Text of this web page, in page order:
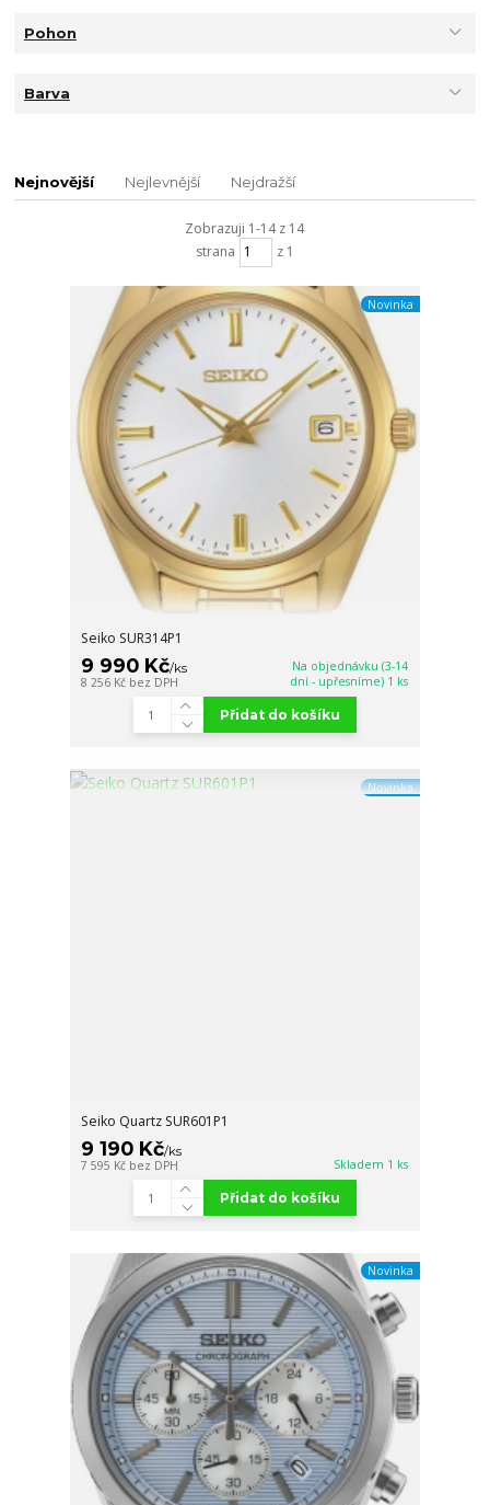
Pohon
Barva
Nejnovější Nejlevnější Nejdražší
Zobrazuji 1-14 z 14
strana
z 1
Novinka
Seiko SUR314P1
9 990 Kč/ks
8 256 Kč bez DPH
Na objednávku (3-14
dní - upřesníme) 1 ks
Přidat do košíku
Novinka
Seiko Quartz SUR601P1
9 190 Kč/ks
7 595 Kč bez DPH Skladem 1 ks
Přidat do košíku
Novinka